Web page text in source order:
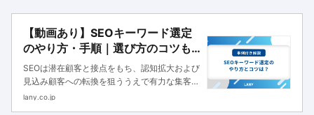
【動画あり】SEOキーワード選定
のやり方・手順｜選び方のコツも
解説
SEOは潜在顧客と接点をもち、認知拡大および
見込み顧客への転換を狙ううえで有力な集客手
法です。しかし、このSEOの恩恵を受けるため
lany.co.jp